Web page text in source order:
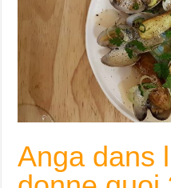
Anga dans